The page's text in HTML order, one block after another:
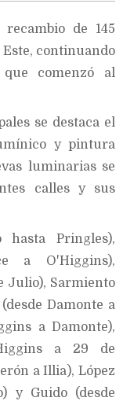
de 145
continuando
comenzó al
se destaca el
y pintura
luminarias se
calles y sus
Pringles),
a O'Higgins),
Julio), Sarmiento
Damonte a
a Damonte),
a 29 de
a Illia), López
y Guido (desde